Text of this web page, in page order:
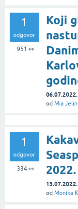
1
odgovor
951 👀
Koji
06.07.2022.
od Mia
1
odgovor
334👀
13.07.2022.
od Monika